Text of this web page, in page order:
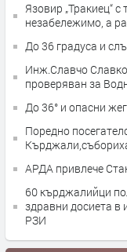
Язовир „Тракиец“
незабележимо, а
До 36 градуса и
Инж.Славчо
проверяван за
До 36° и опасни
Поредно
АРДА привлече
60 кърджалийци
здравни досиета в
РЗИ